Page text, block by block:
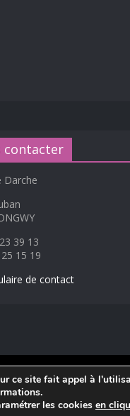
contacter
Darche
39 13
15 19
de contact
Professionnel Darche,
Frédéric AMELLA.
ce site fait appel à
les cookies en